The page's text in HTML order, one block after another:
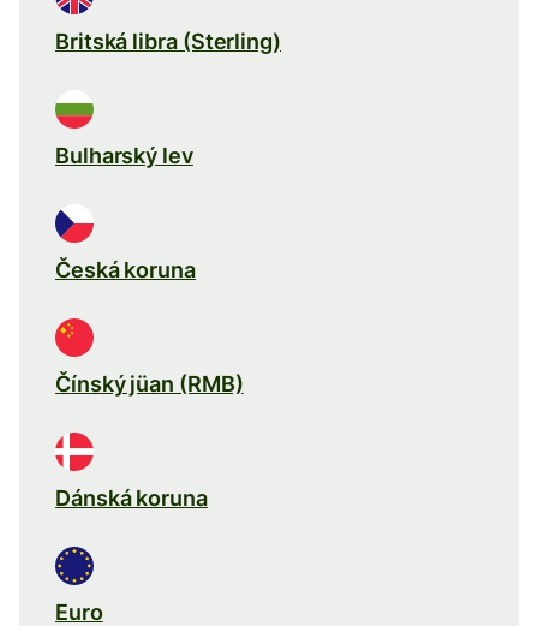
Britská libra (Sterling)
Bulharský lev
Česká koruna
Čínský jüan (RMB)
Dánská koruna
Euro